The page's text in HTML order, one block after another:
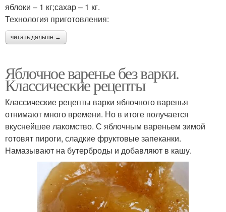
яблоки – 1 кг;сахар – 1 кг.
Технология приготовления:
читать дальше →
Яблочное варенье без варки.
Классические рецепты
Классические рецепты варки яблочного варенья
отнимают много времени. Но в итоге получается
вкуснейшее лакомство. С яблочным вареньем зимой
готовят пироги, сладкие фруктовые запеканки.
Намазывают на бутерброды и добавляют в кашу.